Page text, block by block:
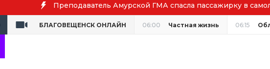
Преподаватель Амурской ГМА спасла пассажирку в
БЛАГОВЕЩЕНСК ОНЛАЙН 06:00 Частная жизнь 06:15